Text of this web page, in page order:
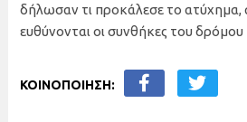
δήλωσαν τι προκάλεσε το ατύχημα,
ευθύνονται οι συνθήκες του
ΚΟΙΝΟΠΟΙΗΣΗ: